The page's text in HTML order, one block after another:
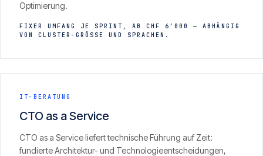
Optimierung.
FIXER UMFANG JE SPRINT, AB CHF 6’000 — ABHÄNGIG
VON CLUSTER-GRÖSSE UND SPRACHEN.
IT-BERATUNG
CTO as a Service
CTO as a Service liefert technische Führung auf Zeit:
fundierte Architektur- und Technologieentscheidungen,